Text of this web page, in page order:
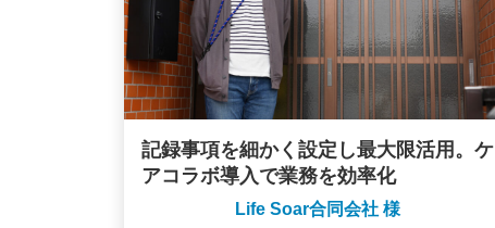
記録事項を細かく設定し最大限活用。ケ
アコラボ導入で業務を効率化
Life Soar合同会社 様